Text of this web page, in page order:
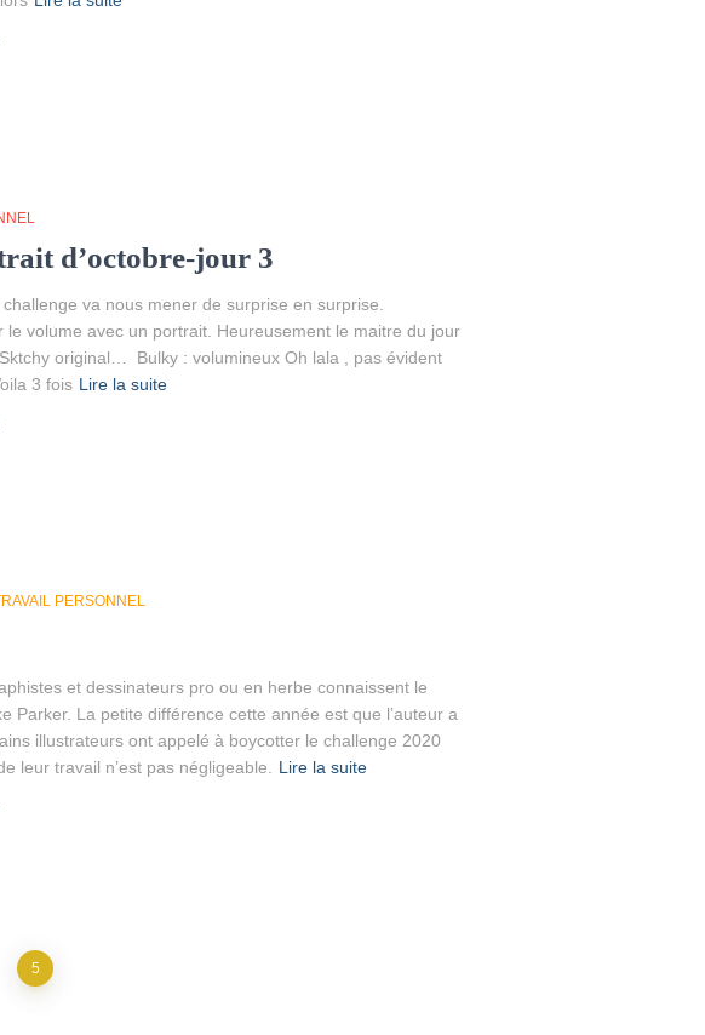
d’octobre-jour 3
va nous mener de surprise en surprise.
le volume avec un portrait. Heureusement le maitre du jour
original… Bulky : volumineux Oh lala , pas évident
3 fois Lire la suite
PERSONNEL
et dessinateurs pro ou en herbe connaissent le
Parker. La petite différence cette année est que l’auteur a
illustrateurs ont appelé à boycotter le challenge 2020
leur travail n’est pas négligeable. Lire la suite
5